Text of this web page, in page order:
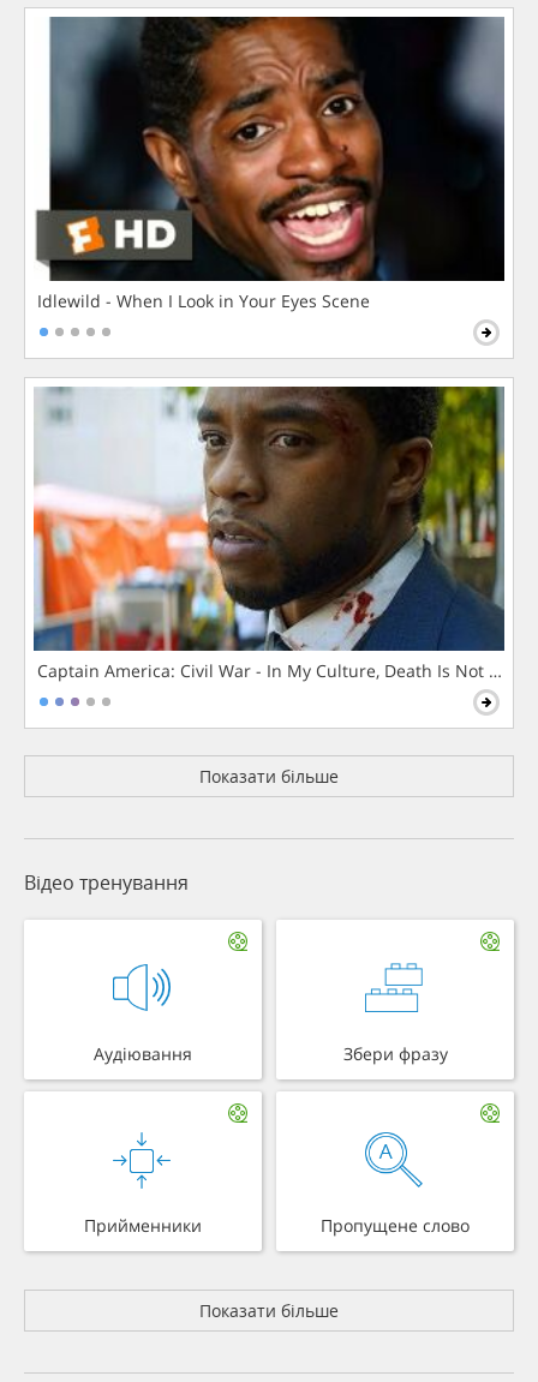
Idlewild - When I Look in Your Eyes Scene
Captain America: Civil War - In My Culture, Death Is Not The
Показати більше
Відео тренування
Аудіювання Збери фразу
Прийменники Пропущене слово
Показати більше